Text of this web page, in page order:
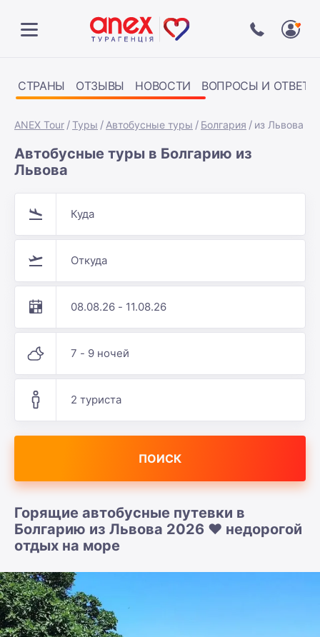
СТРАНЫ ОТЗЫВЫ НОВОСТИ ВОПРОСЫ И ОТВЕТЫ
ANEX Tour Туры Автобусные туры Болгария из Львова
Автобусные туры в Болгарию из
Львова
Куда
Откуда
08.08.26 - 11.08.26
7 - 9 ночей
2 туриста
ПОИСК
Горящие автобусные путевки в
Болгарию из Львова 2026 ❤️ недорогой
отдых на море